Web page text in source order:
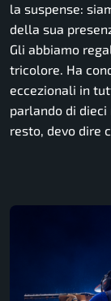
la suspense:
della sua
Gli abbiamo
tricolore. Ha
eccezionali in
parlando di
resto, devo dire